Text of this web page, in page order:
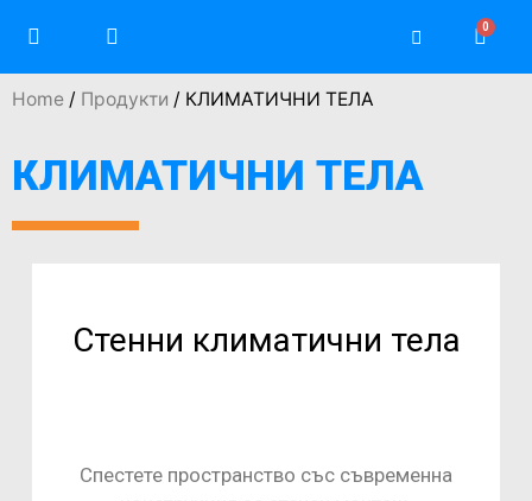
Home / Продукти / КЛИМАТИЧНИ ТЕЛА
КЛИМАТИЧНИ ТЕЛА
Стенни климатични тела
Спестете пространство със съвременна